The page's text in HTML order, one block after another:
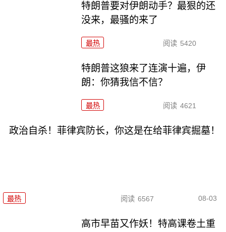
特朗普要对伊朗动手？最狠的还
没来，最骚的来了
最热 阅读 5420
特朗普这狼来了连演十遍，伊
朗：你猜我信不信？
最热 阅读 4621
政治自杀！菲律宾防长，你这是在给菲律宾掘墓！
最热 阅读 6567 08-03
高市早苗又作妖！特高课卷土重